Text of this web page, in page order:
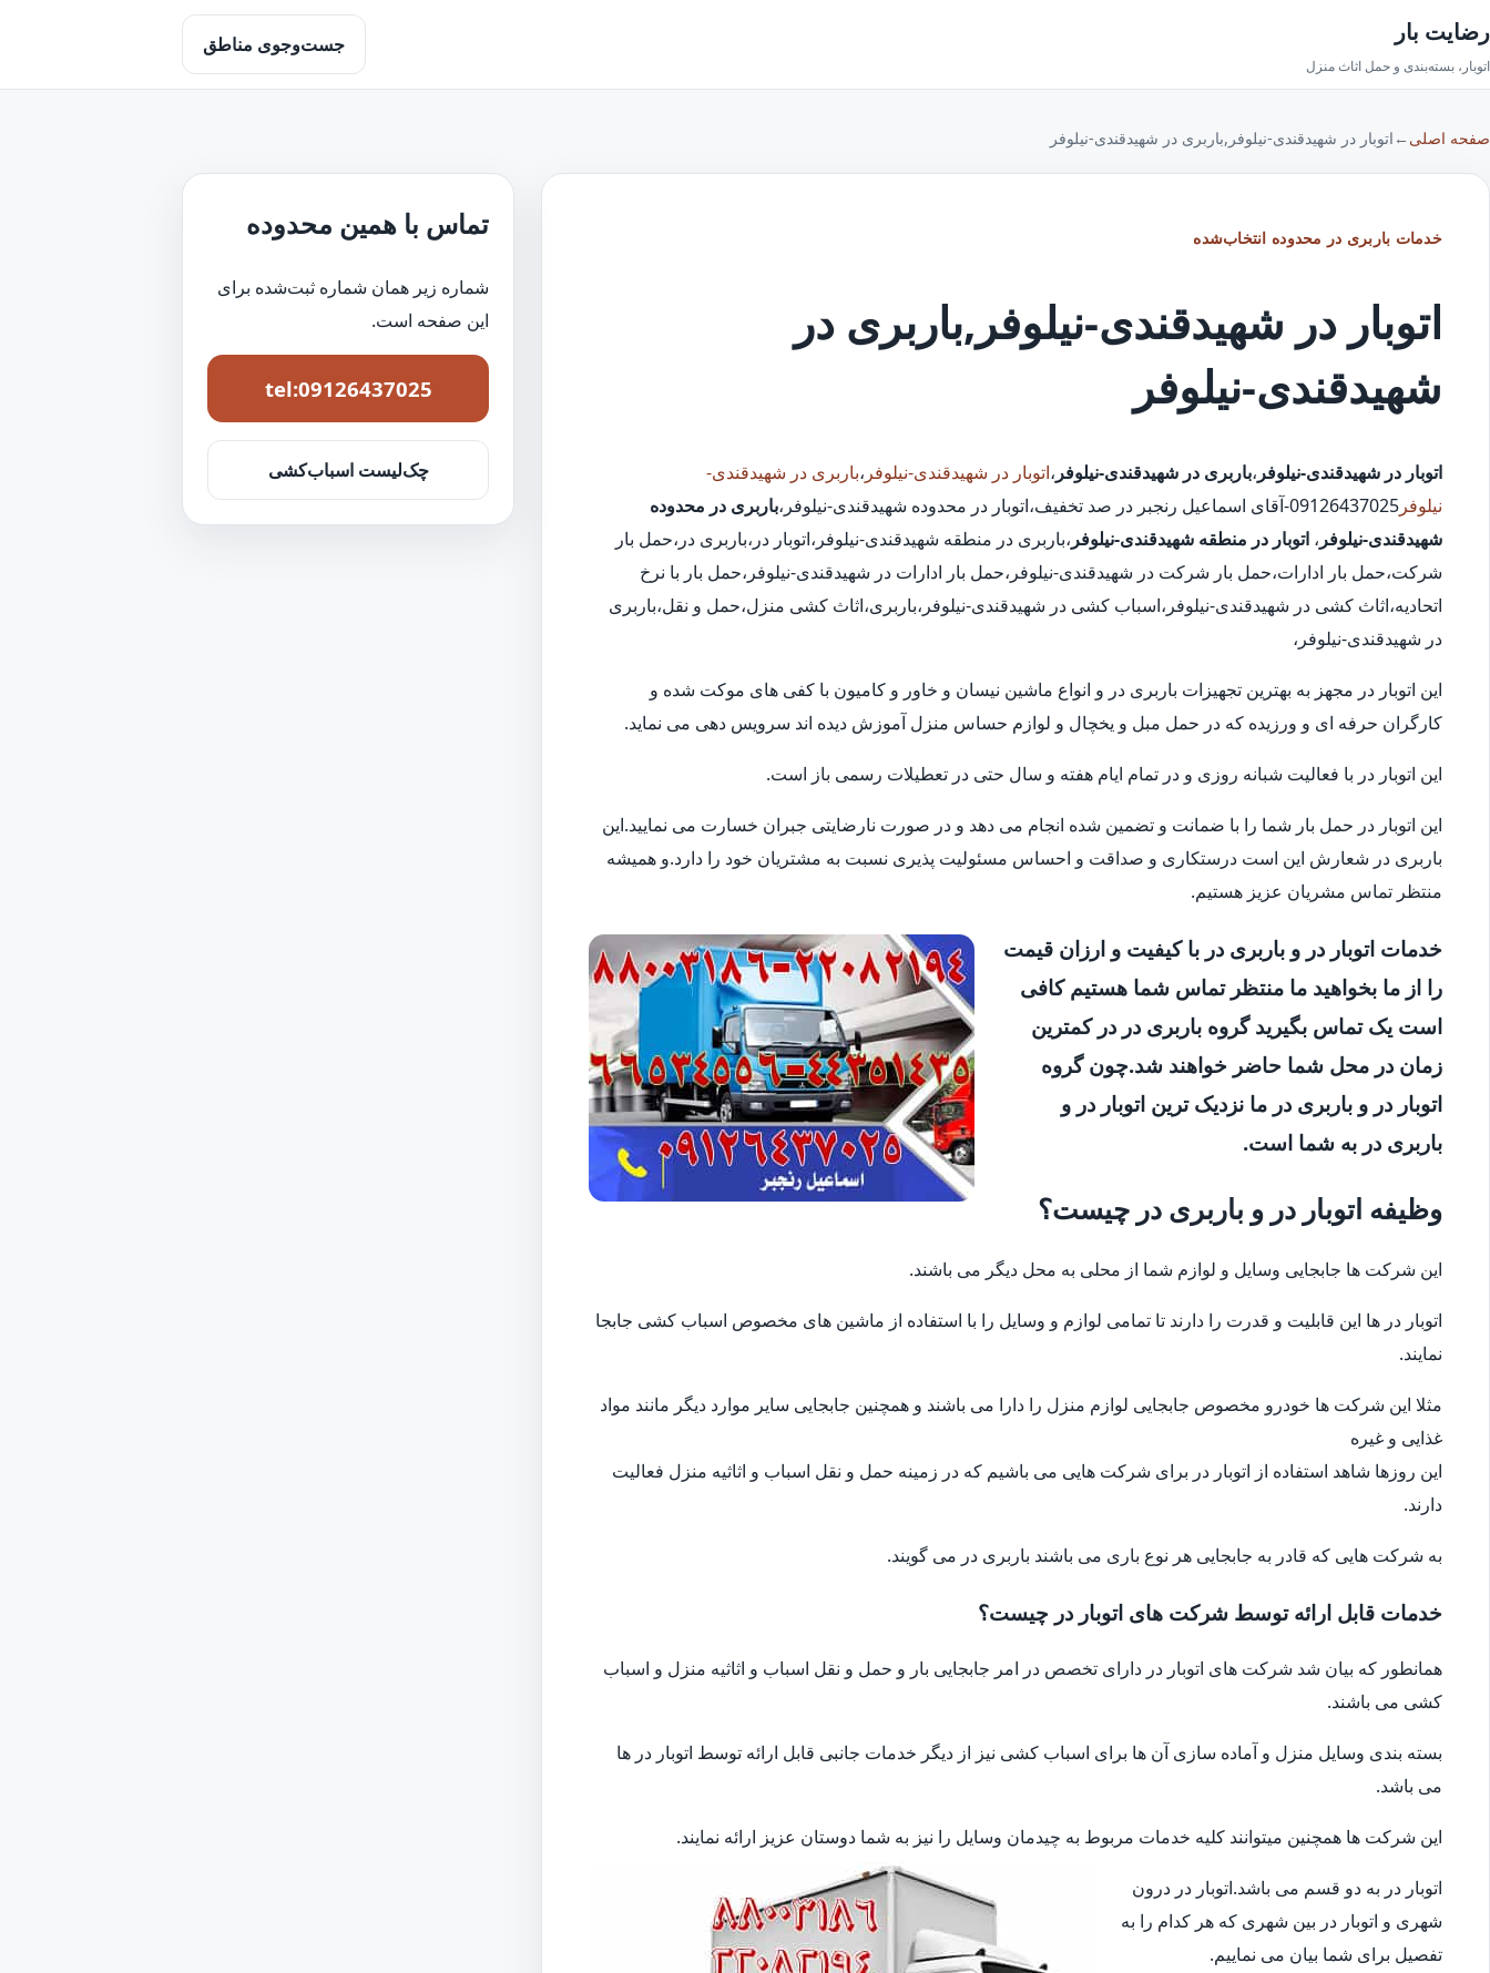
رضایت بار
اتوبار، بسته‌بندی و حمل اثاث منزل
جست‌وجوی مناطق
صفحه اصلی ← اتوبار در شهیدقندی-نیلوفر,باربری در شهیدقندی-نیلوفر
خدمات باربری در محدوده انتخاب‌شده
اتوبار در شهیدقندی-نیلوفر,باربری در
شهیدقندی-نیلوفر
اتوبار در شهیدقندی-نیلوفر ،باربری در شهیدقندی-نیلوفر ،اتوبار در شهیدقندی-نیلوفر ،باربری در شهیدقندی-
نیلوفر 09126437025-آقای اسماعیل رنجبر در صد تخفیف،اتوبار در محدوده شهیدقندی-نیلوفر،
باربری در محدوده
شهیدقندی-نیلوفر ، اتوبار در منطقه شهیدقندی-نیلوفر ،باربری در منطقه شهیدقندی-نیلوفر،اتوبار در،باربری در،حمل بار
شرکت،حمل بار ادارات،حمل بار شرکت در شهیدقندی-نیلوفر،حمل بار ادارات در شهیدقندی-نیلوفر،حمل بار با نرخ
اتحادیه،اثاث کشی در شهیدقندی-نیلوفر،اسباب کشی در شهیدقندی-نیلوفر،باربری،اثاث کشی منزل،حمل و نقل،باربری
در شهیدقندی-نیلوفر،
این اتوبار در مجهز به بهترین تجهیزات باربری در و انواع ماشین نیسان و خاور و کامیون با کفی های موکت شده و
کارگران حرفه ای و ورزیده که در حمل مبل و یخچال و لوازم حساس منزل آموزش دیده اند سرویس دهی می نماید.
این اتوبار در با فعالیت شبانه روزی و در تمام ایام هفته و سال حتی در تعطیلات رسمی باز است.
این اتوبار در حمل بار شما را با ضمانت و تضمین شده انجام می دهد و در صورت نارضایتی جبران خسارت می نمایید.این
باربری در شعارش این است درستکاری و صداقت و احساس مسئولیت پذیری نسبت به مشتریان خود را دارد.و همیشه
منتظر تماس مشریان عزیز هستیم.
خدمات اتوبار در و باربری در با کیفیت و ارزان قیمت
را از ما بخواهید ما منتظر تماس شما هستیم کافی
است یک تماس بگیرید گروه باربری در در کمترین
زمان در محل شما حاضر خواهند شد.چون گروه
اتوبار در و باربری در ما نزدیک ترین اتوبار در و
باربری در به شما است.
وظیفه اتوبار در و باربری در چیست؟
این شرکت ها جابجایی وسایل و لوازم شما از محلی به محل دیگر می باشند.
اتوبار در ها این قابلیت و قدرت را دارند تا تمامی لوازم و وسایل را با استفاده از ماشین های مخصوص اسباب کشی جابجا
نمایند.
مثلا این شرکت ها خودرو مخصوص جابجایی لوازم منزل را دارا می باشند و همچنین جابجایی سایر موارد دیگر مانند مواد
غذایی و غیره
این روزها شاهد استفاده از اتوبار در برای شرکت هایی می باشیم که در زمینه حمل و نقل اسباب و اثاثیه منزل فعالیت
دارند.
به شرکت هایی که قادر به جابجایی هر نوع باری می باشند باربری در می گویند.
خدمات قابل ارائه توسط شرکت های اتوبار در چیست؟
همانطور که بیان شد شرکت های اتوبار در دارای تخصص در امر جابجایی بار و حمل و نقل اسباب و اثاثیه منزل و اسباب
کشی می باشند.
بسته بندی وسایل منزل و آماده سازی آن ها برای اسباب کشی نیز از دیگر خدمات جانبی قابل ارائه توسط اتوبار در ها
می باشد.
این شرکت ها همچنین میتوانند کلیه خدمات مربوط به چیدمان وسایل را نیز به شما دوستان عزیز ارائه نمایند.
اتوبار در به دو قسم می باشد.اتوبار در درون
شهری و اتوبار در بین شهری که هر کدام را به
تفصیل برای شما بیان می نماییم.
تماس با همین محدوده
شماره زیر همان شماره ثبت‌شده برای
این صفحه است.
tel:09126437025
چک‌لیست اسباب‌کشی